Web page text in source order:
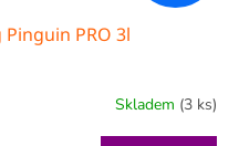
PRO 3l
Skladem (3 ks)